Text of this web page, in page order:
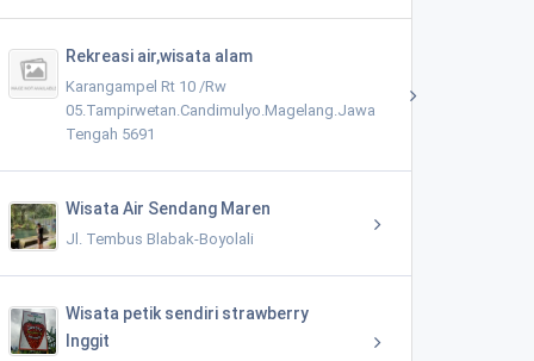
Rekreasi air,wisata alam
Karangampel Rt 10 /Rw
05.Tampirwetan.Candimulyo.Magelang.Jawa
Tengah 5691
Wisata Air Sendang Maren
Jl. Tembus Blabak-Boyolali
Wisata petik sendiri strawberry
Inggit